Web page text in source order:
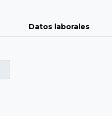
Datos laborales